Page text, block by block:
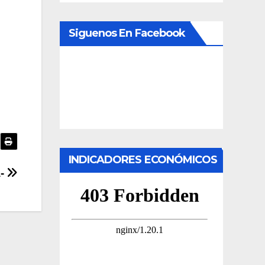
Siguenos En Facebook
INDICADORES ECONÓMICOS